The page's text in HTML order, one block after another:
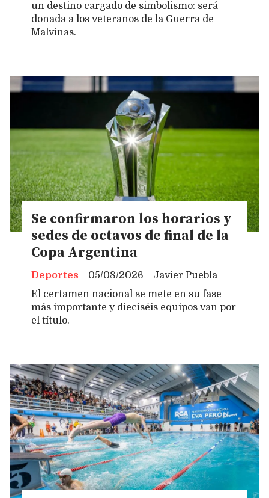
un destino cargado de simbolismo: será
donada a los veteranos de la Guerra de
Malvinas.
Se confirmaron los horarios y
sedes de octavos de final de la
Copa Argentina
Javier Puebla
Deportes
05/08/2026
El certamen nacional se mete en su fase
más importante y dieciséis equipos van por
el título.